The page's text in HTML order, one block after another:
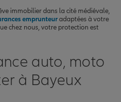
immobilier dans la cité médiévale,
emprunteuradaptées à votre
chez nous, votre protection est
auto, moto
à Bayeux